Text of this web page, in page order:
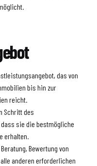
das von
bis hin zur
reicht.
Schritt des
sie die bestmögliche
erhalten.
Bewertung von
anderen erforderlichen